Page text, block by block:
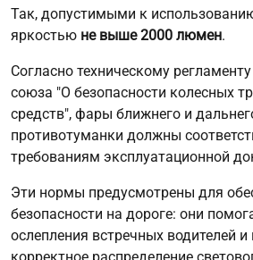
Так, допустимыми к
яркостью не выше 2000 люмен.
Согласно техническому
союза "О безопасности колесных
средств", фары ближнего и
противотуманки должны
требованиям эксплуатационной
Эти нормы предусмотрены для
безопасности на дороге: они
ослепления встречных водителей
корректное распределение